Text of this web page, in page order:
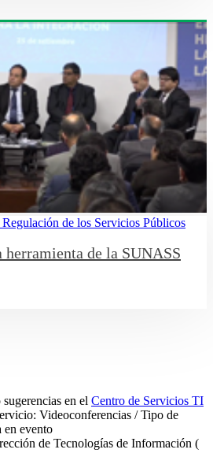
de los Servicios Públicos
de la SUNASS
en el Centro de Servicios TI
Videoconferencias / Tipo de
en evento
de Tecnologías de Información (